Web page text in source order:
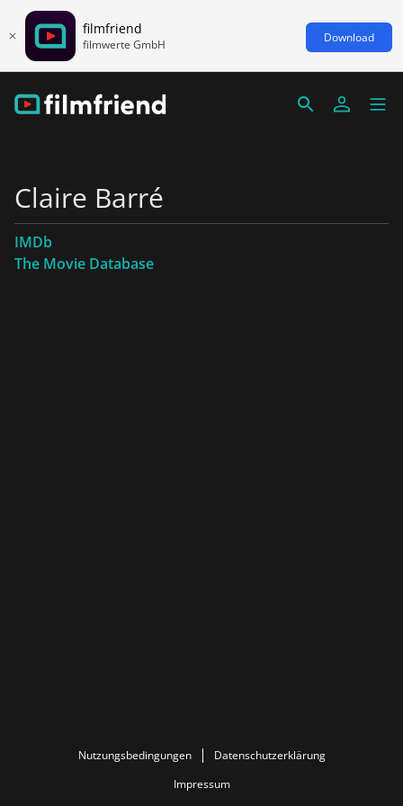
filmfriend
filmwerte GmbH Download
Claire Barré
IMDb
The Movie Database
Nutzungsbedingungen
Datenschutzerklärung
Impressum